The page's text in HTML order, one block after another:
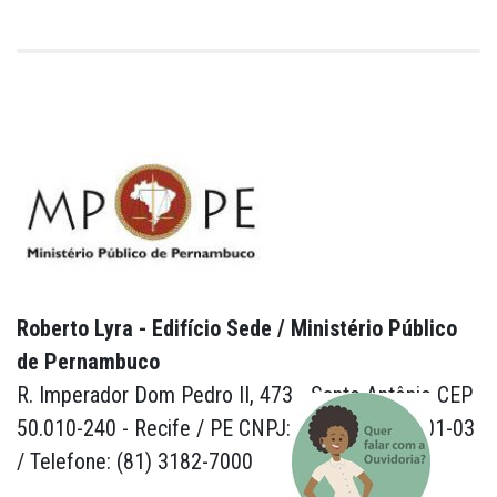
Roberto Lyra - Edifício Sede / Ministério Público
de Pernambuco
R. Imperador Dom Pedro II, 473 - Santo Antônio CEP
50.010-240 - Recife / PE CNPJ: 24.417.065/0001-03
/ Telefone: (81) 3182-7000